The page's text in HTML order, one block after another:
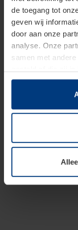
de toegang tot
geven wij
door aan onze
analyse. Onze
samen met
dienstverlening
Juridisch zijn wij
onze pagina's
soorten cookies
toestemming kunt
wijzigen of